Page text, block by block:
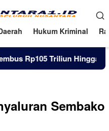
Hukum Kriminal
Triliun Hingga Juni 2026
Sembako